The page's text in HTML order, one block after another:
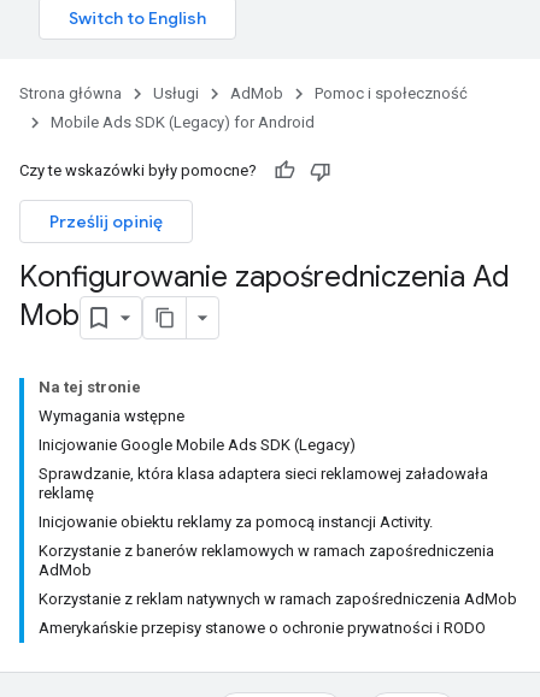
Strona główna Usługi AdMob
Pomoc i społeczność
Mobile Ads SDK (Legacy) for Android
Czy te wskazówki były pomocne?
Prześlij opinię
Konfigurowanie zapośredniczenia Ad
Mob
Na tej stronie
Wymagania wstępne
Inicjowanie Google Mobile Ads SDK (Legacy)
Sprawdzanie, która klasa adaptera sieci reklamowej załadowała
reklamę
Inicjowanie obiektu reklamy za pomocą instancji Activity.
Korzystanie z banerów reklamowych w ramach zapośredniczenia
AdMob
Korzystanie z reklam natywnych w ramach zapośredniczenia AdMob
Amerykańskie przepisy stanowe o ochronie prywatności i RODO